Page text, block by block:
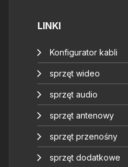
LINKI
Konfigurator kabli
sprzęt wideo
sprzęt audio
sprzęt antenowy
sprzęt przenośny
sprzęt dodatkowe